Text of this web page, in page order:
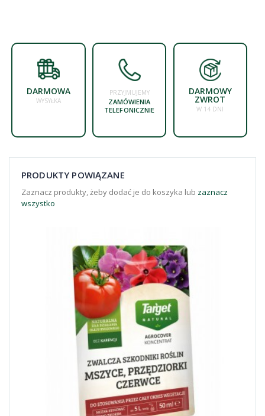
DARMOWA
WYSYŁKA
PRZYJMUJEMY
ZAMÓWIENIA
TELEFONICZNIE
DARMOWY
ZWROT
W 14 DNI
PRODUKTY POWIĄZANE
Zaznacz produkty, żeby dodać je do koszyka lub zaznacz
wszystko